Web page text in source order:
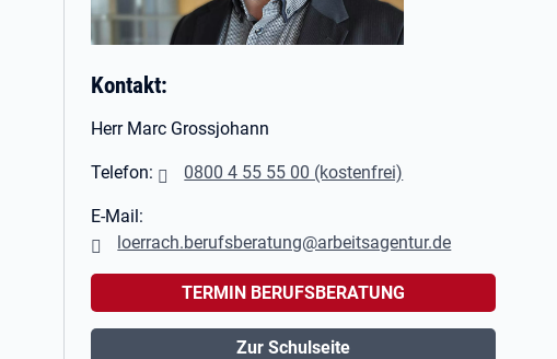
Kontakt:
Herr Marc Grossjohann
Telefon: 0800 4 55 55 00 (kostenfrei)
E-Mail:
loerrach.berufsberatung@arbeitsagentur.de
TERMIN BERUFSBERATUNG
Zur Schulseite